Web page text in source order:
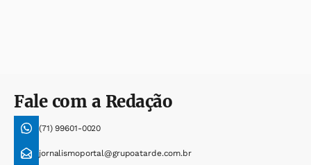
Fale com a Redação
(71) 99601-0020
jornalismoportal@grupoatarde.com.br